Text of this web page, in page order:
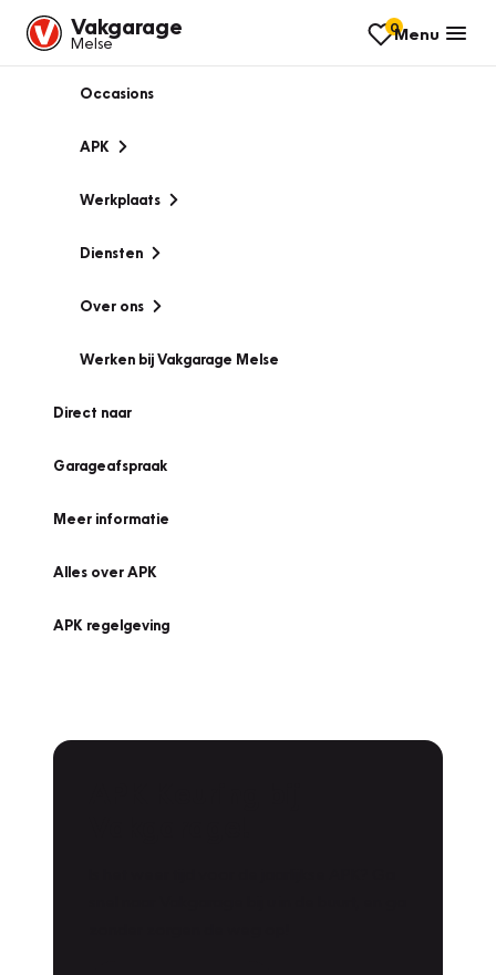
Vakgarage
Melse
0Menu
Occasions
APK
Werkplaats
Diensten
Over ons
Werken bij Vakgarage Melse
Direct naar
Garageafspraak
Meer informatie
Alles over APK
APK regelgeving